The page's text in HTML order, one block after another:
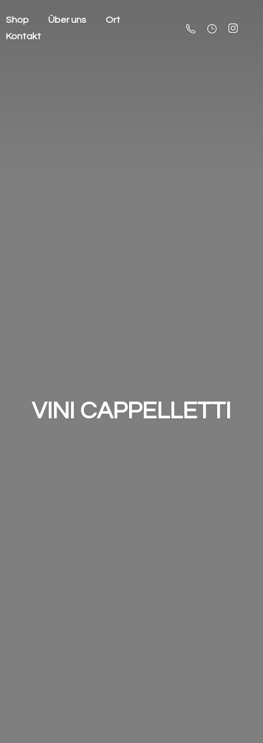
Shop Über uns
Ort
Kontakt
VINI CAPPELLETTI